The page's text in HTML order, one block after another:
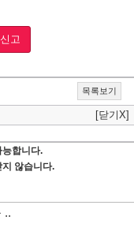
신고
목록보기
[닫기X]
능합니다.
않습니다.
..